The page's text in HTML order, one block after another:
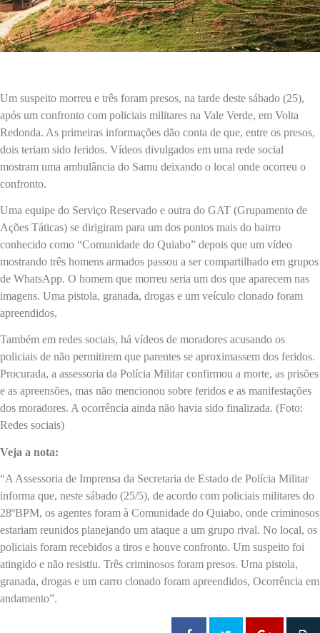
Um suspeito morreu e três foram presos, na tarde deste sábado (25),
após um confronto com policiais militares na Vale Verde, em Volta
Redonda. As primeiras informações dão conta de que, entre os presos,
dois teriam sido feridos. Vídeos divulgados em uma rede social
mostram uma ambulância do Samu deixando o local onde ocorreu o
confronto.
Uma equipe do Serviço Reservado e outra do GAT (Grupamento de
Ações Táticas) se dirigiram para um dos pontos mais do bairro
conhecido como “Comunidade do Quiabo” depois que um vídeo
mostrando três homens armados passou a ser compartilhado em grupos
de WhatsApp. O homem que morreu seria um dos que aparecem nas
imagens. Uma pistola, granada, drogas e um veículo clonado foram
apreendidos,
Também em redes sociais, há vídeos de moradores acusando os
policiais de não permitirem que parentes se aproximassem dos feridos.
Procurada, a assessoria da Polícia Militar confirmou a morte, as prisões
e as apreensões, mas não mencionou sobre feridos e as manifestações
dos moradores. A ocorrência ainda não havia sido finalizada. (Foto:
Redes sociais)
Veja a nota:
“A Assessoria de Imprensa da Secretaria de Estado de Polícia Militar
informa que, neste sábado (25/5), de acordo com policiais militares do
28ºBPM, os agentes foram à Comunidade do Quiabo, onde criminosos
estariam reunidos planejando um ataque a um grupo rival. No local, os
policiais foram recebidos a tiros e houve confronto. Um suspeito foi
atingido e não resistiu. Três criminosos foram presos. Uma pistola,
granada, drogas e um carro clonado foram apreendidos, Ocorrência em
andamento”.